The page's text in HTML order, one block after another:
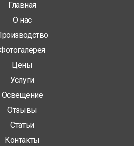
Главная
О нас
Фотогалерея
Цены
Услуги
Освещение
Отзывы
Статьи
Контакты